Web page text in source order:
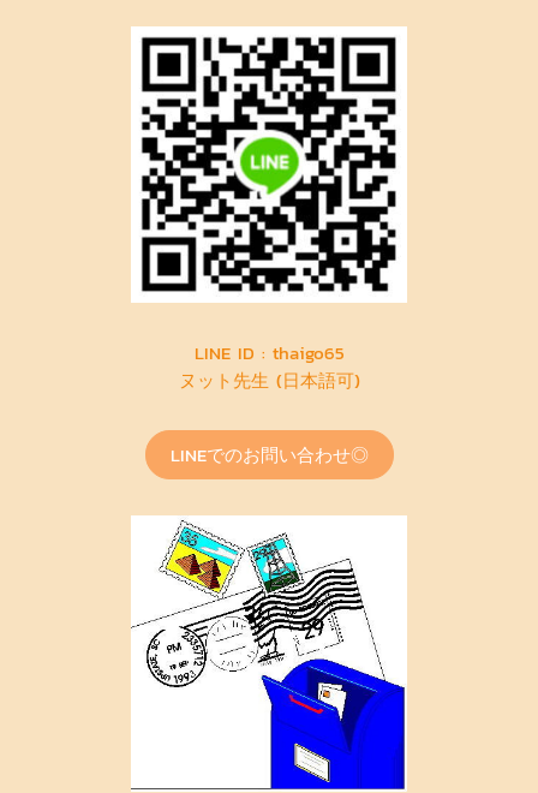
LINE ID : thaigo65
ヌット先生 (日本語可)
LINEでのお問い合わせ◎